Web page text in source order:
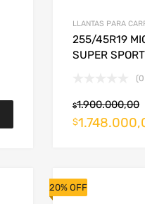
LLANTAS PARA
255/45R19
SUPER
$1.900.000,00
$
20% OFF